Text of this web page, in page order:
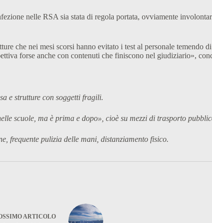
nelle RSA sia stata di regola portata, ovviamente
che nei mesi scorsi hanno evitato i test al personale temendo
forse anche con contenuti che finiscono nel giudiziario»,
e strutture con soggetti fragili.
scuole, ma è prima e dopo», cioè su mezzi di trasporto
frequente pulizia delle mani, distanziamento fisico.
ARTICOLO